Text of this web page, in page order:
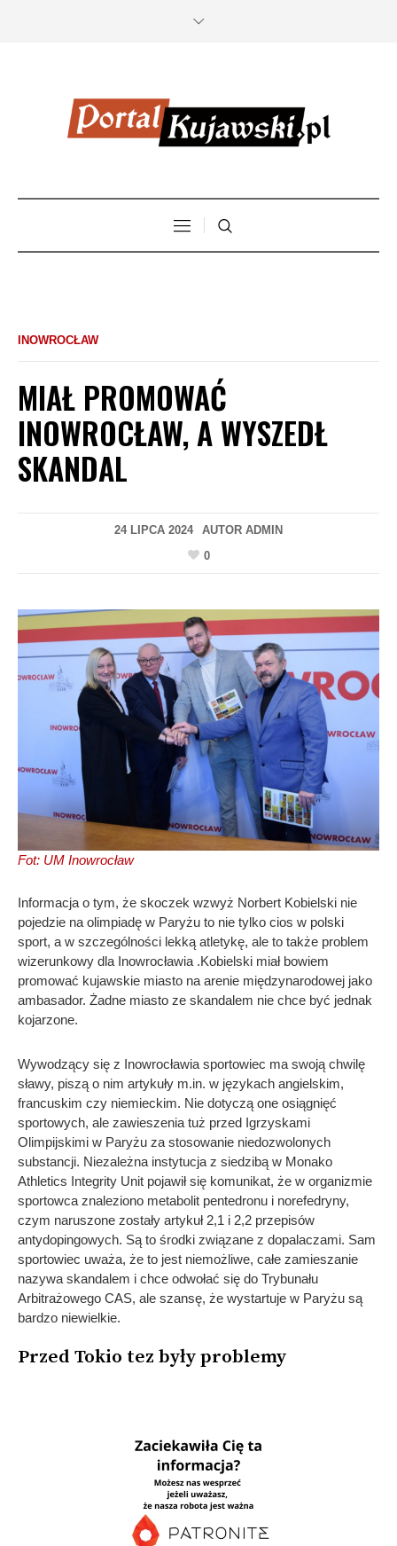
INOWROCŁAW
MIAŁ PROMOWAĆ
INOWROCŁAW, A WYSZEDŁ
SKANDAL
24 LIPCA 2024 AUTOR ADMIN
0
Fot: UM Inowrocław
Informacja o tym, że skoczek wzwyż Norbert Kobielski nie
pojedzie na olimpiadę w Paryżu to nie tylko cios w polski
sport, a w szczególności lekką atletykę, ale to także problem
wizerunkowy dla Inowrocławia .Kobielski miał bowiem
promować kujawskie miasto na arenie międzynarodowej jako
ambasador. Żadne miasto ze skandalem nie chce być jednak
kojarzone.
Wywodzący się z Inowrocławia sportowiec ma swoją chwilę
sławy, piszą o nim artykuły m.in. w językach angielskim,
francuskim czy niemieckim. Nie dotyczą one osiągnięć
sportowych, ale zawieszenia tuż przed Igrzyskami
Olimpijskimi w Paryżu za stosowanie niedozwolonych
substancji. Niezależna instytucja z siedzibą w Monako
Athletics Integrity Unit pojawił się komunikat, że w organizmie
sportowca znaleziono metabolit pentedronu i norefedryny,
czym naruszone zostały artykuł 2,1 i 2,2 przepisów
antydopingowych. Są to środki związane z dopalaczami. Sam
sportowiec uważa, że to jest niemożliwe, całe zamieszanie
nazywa skandalem i chce odwołać się do Trybunału
Arbitrażowego CAS, ale szansę, że wystartuje w Paryżu są
bardzo niewielkie.
Przed Tokio tez były problemy